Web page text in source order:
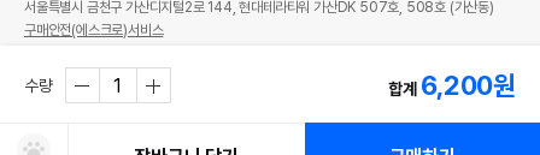
수량 합계 6,200원
서울특별시 금천구 가산디지털2로 144, 현대테라타워 가산DK 507호, 508호 (가산동)
구매안전(에스크로)서비스